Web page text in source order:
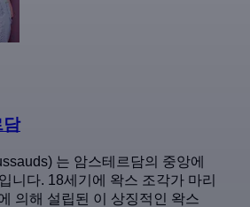
담
는 암스테르담의 중앙에
니다. 18세기에 왁스 조각가 마리
의해 설립된 이 상징적인 왁스